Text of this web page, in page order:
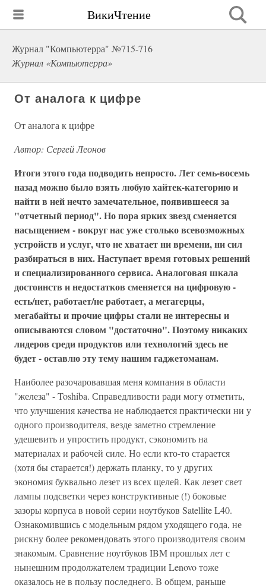
ВикиЧтение
Журнал "Компьютерра" №715-716
Журнал «Компьютерра»
От аналога к цифре
От аналога к цифре
Автор: Сергей Леонов
Итоги этого года подводить непросто. Лет семь-восемь
назад можно было взять любую хайтек-категорию и
найти в ней нечто замечательное, появившееся за
"отчетный период". Но пора ярких звезд сменяется
насыщением - вокруг нас уже столько всевозможных
устройств и услуг, что не хватает ни времени, ни сил
разбираться в них. Наступает время готовых решений
и специализированного сервиса. Аналоговая шкала
достоинств и недостатков сменяется на цифровую -
есть/нет, работает/не работает, а мегагерцы,
мегабайты и прочие цифры стали не интересны и
описываются словом "достаточно". Поэтому никаких
лидеров среди продуктов или технологий здесь не
будет - оставлю эту тему нашим гаджетоманам.
Наиболее разочаровавшая меня компания в области
"железа" - Toshiba. Справедливости ради могу отметить,
что улучшения качества не наблюдается практически ни у
одного производителя, везде заметно стремление
удешевить и упростить продукт, сэкономить на
материалах и рабочей силе. Но если кто-то старается
(хотя бы старается!) держать планку, то у других
экономия буквально лезет из всех щелей. Как лезет свет
лампы подсветки через конструктивные (!) боковые
зазоры корпуса в новой серии ноутбуков Satellite L40.
Ознакомившись с модельным рядом уходящего года, не
рискну более рекомендовать этого производителя своим
знакомым. Сравнение ноутбуков IBM прошлых лет с
нынешним продолжателем традиции Lenovo тоже
оказалось не в пользу последнего. В общем, раньше